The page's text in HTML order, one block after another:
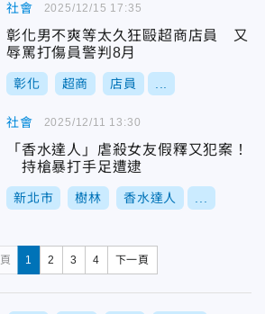
社會
彰化男不爽等太久狂毆超商店員 又
辱罵打傷員警判8月
彰化 超商 店員
2025/12/15 17:35
社會
「香水達人」虐殺女友假釋又犯案！
持槍暴打手足遭逮
新北市 樹林 香水達人
2025/12/11 13:30
1 2 3 4 下一頁